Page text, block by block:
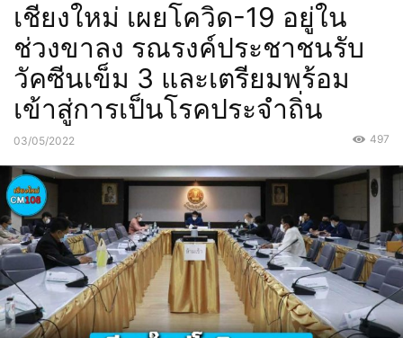
เชียงใหม่ เผยโควิด-19 อยู่ใน
ช่วงขาลง รณรงค์ประชาชนรับ
วัคซีนเข็ม 3 และเตรียมพร้อม
เข้าสู่การเป็นโรคประจำถิ่น
03/05/2022 497